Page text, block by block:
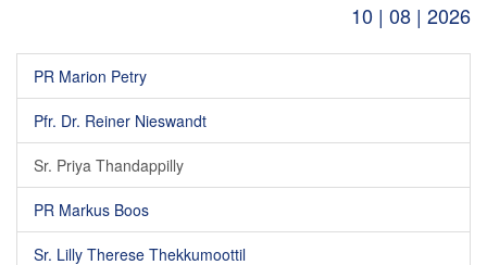
10 | 08 | 2026
PR Marion Petry
Pfr. Dr. Reiner Nieswandt
Sr. Priya Thandappilly
PR Markus Boos
Sr. Lilly Therese Thekkumoottil